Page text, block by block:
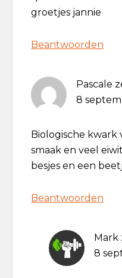
groetjes jannie
Beantwoorden
Pascale
8
Biologische kwark
smaak en veel
besjes en een
Beantwoorden
Mark
8